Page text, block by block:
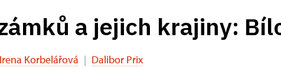
a jejich krajiny:
Irena Korbelářová | Dalibor Prix